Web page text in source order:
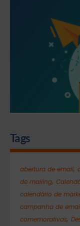
Tags
abertura de email,
de mailing,
calendário de
campanha de
comemorativas,